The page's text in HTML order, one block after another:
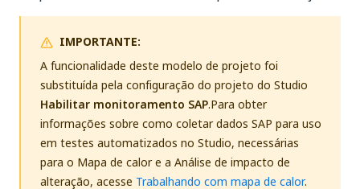
IMPORTANTE:
A funcionalidade deste modelo de projeto foi
substituída pela configuração do projeto do Studio
Habilitar monitoramento SAP.Para obter
informações sobre como coletar dados SAP para uso
em testes automatizados no Studio, necessárias
para o Mapa de calor e a Análise de impacto de
alteração, acesse Trabalhando com mapa de calor.